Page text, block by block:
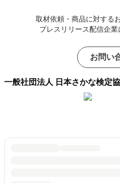
取材依頼・商品に対する
プレスリリース配信企業
お問い
一般社団法人 日本さかな検定